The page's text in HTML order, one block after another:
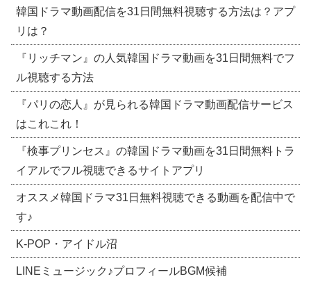
韓国ドラマ動画配信を31日間無料視聴する方法は？アプ
リは？
『リッチマン』の人気韓国ドラマ動画を31日間無料でフ
ル視聴する方法
『パリの恋人』が見られる韓国ドラマ動画配信サービス
はこれこれ！
『検事プリンセス』の韓国ドラマ動画を31日間無料トラ
イアルでフル視聴できるサイトアプリ
オススメ韓国ドラマ31日無料視聴できる動画を配信中で
す♪
​K-POP・アイドル沼
LINEミュージック♪プロフィールBGM候補